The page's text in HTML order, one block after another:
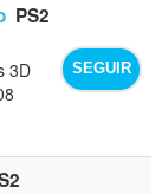
PS2
SEGUIR
3D